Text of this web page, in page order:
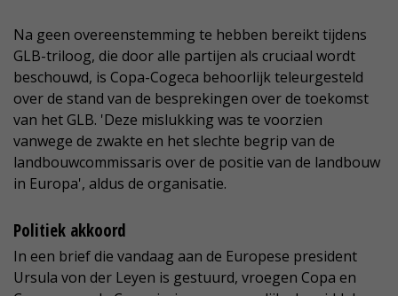
Na geen overeenstemming te hebben bereikt tijdens
GLB-triloog, die door alle partijen als cruciaal wordt
beschouwd, is Copa-Cogeca behoorlijk teleurgesteld
over de stand van de besprekingen over de toekomst
van het GLB. 'Deze mislukking was te voorzien
vanwege de zwakte en het slechte begrip van de
landbouwcommissaris over de positie van de landbouw
in Europa', aldus de organisatie.
Politiek akkoord
In een brief die vandaag aan de Europese president
Ursula von der Leyen is gestuurd, vroegen Copa en